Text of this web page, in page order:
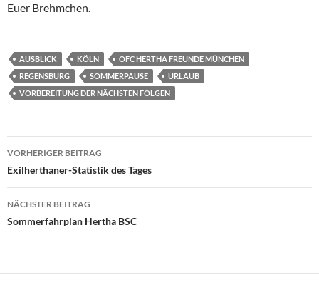
Euer Brehmchen.
AUSBLICK KÖLN
OFC HERTHA FREUNDE MÜNCHEN
REGENSBURG
SOMMERPAUSE
URLAUB
VORBEREITUNG DER NÄCHSTEN FOLGEN
Beitragsnavigation
VORHERIGER BEITRAG
Exilherthaner-Statistik des Tages
NÄCHSTER BEITRAG
Sommerfahrplan Hertha BSC